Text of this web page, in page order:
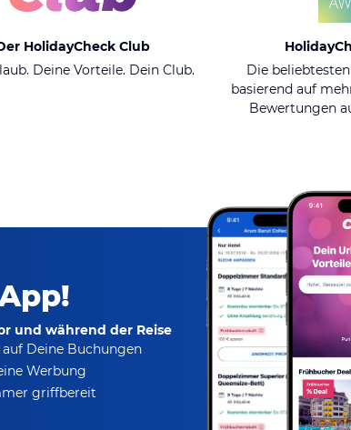
HolidayCheck Club
Deine Vorteile. Dein Club.
Die
basierend auf
Bewertungen
und während der Reise
Deine Buchungen
Werbung
griffbereit